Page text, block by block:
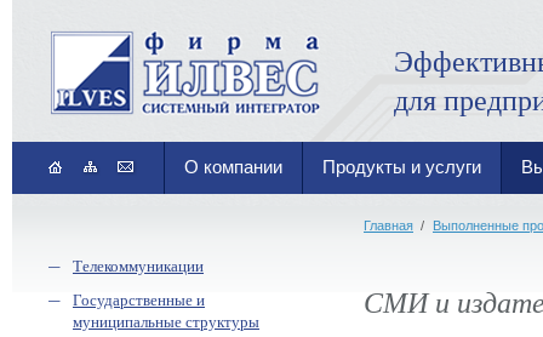
для
О компании Продукты и услуги
Телекоммуникации
Государственные и
муниципальные структуры
Главная / Выполненные
СМИ и